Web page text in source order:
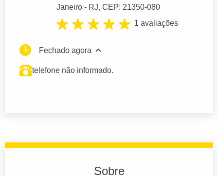
Janeiro - RJ, CEP: 21350-080
1 avaliações
Fechado agora
telefone não informado.
Sobre